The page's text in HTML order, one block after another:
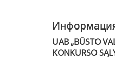
UAB „BŪSTO
KONKURSO